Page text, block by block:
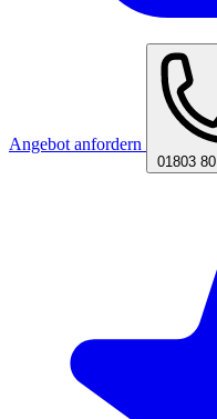
Angebot anfordern
01803